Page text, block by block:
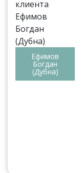
Ефимов
Богдан
(Дубна)